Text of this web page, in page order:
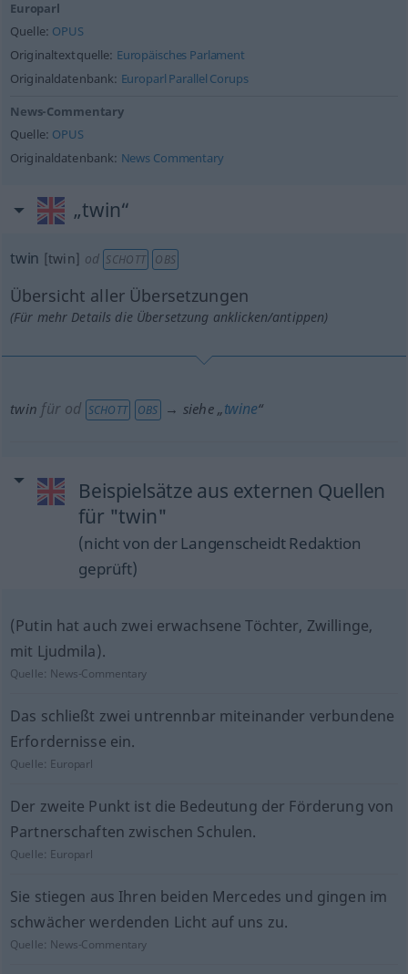
Europarl
Quelle: OPUS
Originaltextquelle: Europäisches Parlament
Originaldatenbank: Europarl Parallel Corups
News-Commentary
Quelle: OPUS
Originaldatenbank: News Commentary
„twin“
twin [twin] od SCHOTT OBS
Übersicht aller Übersetzungen
(Für mehr Details die Übersetzung anklicken/antippen)
twin fürod SCHOTT OBS → siehe „twine“
Beispielsätze aus externen Quellen
für "twin"
(nicht von der Langenscheidt Redaktion
geprüft)
(Putin hat auch zwei erwachsene Töchter, Zwillinge,
mit Ljudmila).
Quelle: News-Commentary
Das schließt zwei untrennbar miteinander verbundene
Erfordernisse ein.
Quelle: Europarl
Der zweite Punkt ist die Bedeutung der Förderung von
Partnerschaften zwischen Schulen.
Quelle: Europarl
Sie stiegen aus Ihren beiden Mercedes und gingen im
schwächer werdenden Licht auf uns zu.
Quelle: News-Commentary